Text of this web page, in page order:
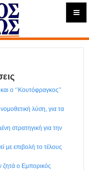
ο ‘’Κουτόφραγκος’’
λύση, για τα
στρατηγική για την
με επιβολή το τέλους
ζητά ο Εμπορικός